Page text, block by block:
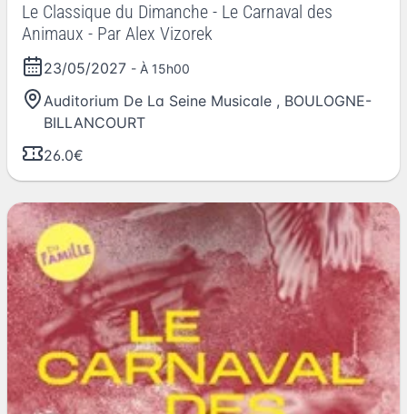
Le Classique du Dimanche - Le Carnaval des
Animaux - Par Alex Vizorek
23/05/2027 - À 15h00
Auditorium De La Seine Musicale , BOULOGNE-
BILLANCOURT
26.0€